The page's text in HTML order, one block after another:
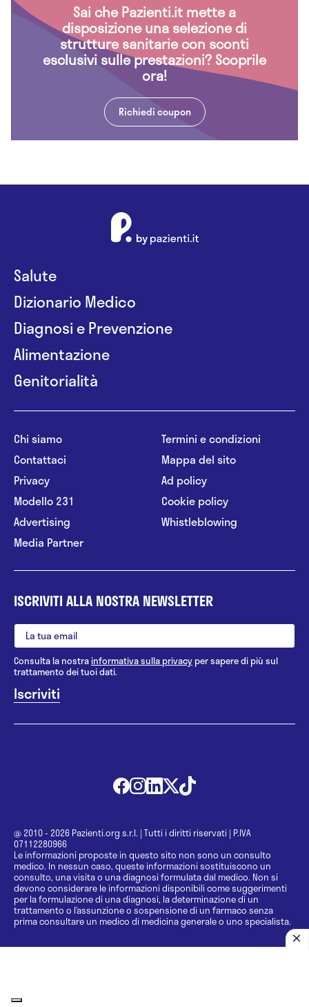
Sai che Pazienti.it mette a
disposizione una selezione di
strutture sanitarie con sconti
esclusivi sulle prestazioni? Scoprile
ora!
Richiedi coupon
Salute
Dizionario Medico
Diagnosi e Prevenzione
Alimentazione
Genitorialità
Chi siamo
Contattaci
Privacy
Modello 231
Advertising
Media Partner
Termini e condizioni
Mappa del sito
Ad policy
Cookie policy
Whistleblowing
ISCRIVITI ALLA NOSTRA NEWSLETTER
Consulta la nostrainformativa sulla privacy per sapere di più sul
trattamento dei tuoi dati.
@ 2010 - 2026 Pazienti.org s.r.l. | Tutti i diritti riservati | P.IVA
07112280966
Le informazioni proposte in questo sito non sono un consulto
medico. In nessun caso, queste informazioni sostituiscono un
consulto, una visita o una diagnosi formulata dal medico. Non si
devono considerare le informazioni disponibili come suggerimenti
per la formulazione di una diagnosi, la determinazione di un
trattamento o l’assunzione o sospensione di un farmaco senza
prima consultare un medico di medicina generale o uno specialista.